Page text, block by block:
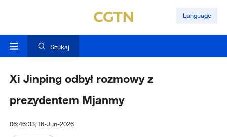
Language
Szukaj
Xi Jinping odbył rozmowy z
prezydentem Mjanmy
06:46:33,16-Jun-2026